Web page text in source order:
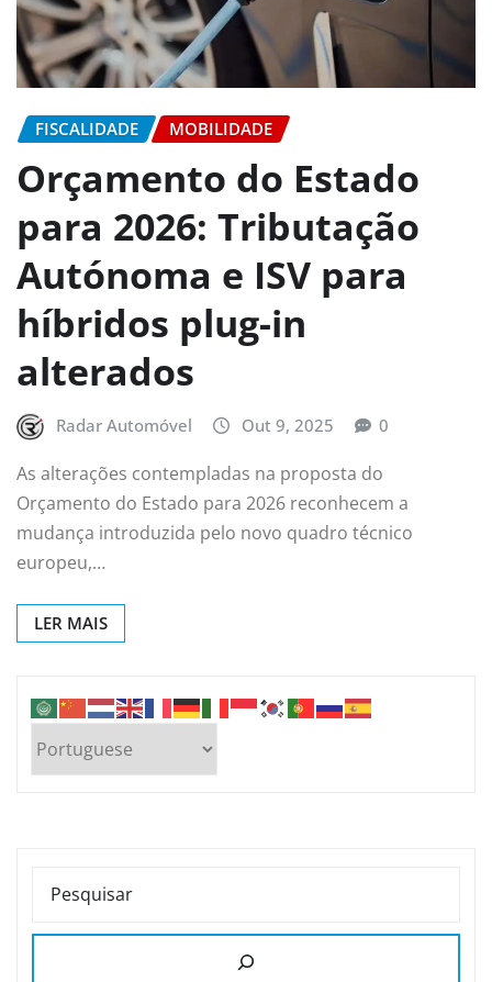
FISCALIDADE MOBILIDADE
Orçamento do Estado
para 2026: Tributação
Autónoma e ISV para
híbridos plug-in
alterados
Radar Automóvel Out 9, 2025 0
As alterações contempladas na proposta do
Orçamento do Estado para 2026 reconhecem a
mudança introduzida pelo novo quadro técnico
europeu,…
LER MAIS
PESQUISAR